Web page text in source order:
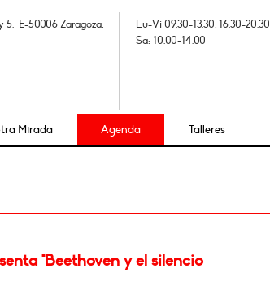
5. E-50006 Zaragoza,
Lu-Vi 09.30-13.30, 16.30-20.30
Sa: 10.00-14.00
Mirada Agenda Talleres
"Beethoven y el silencio